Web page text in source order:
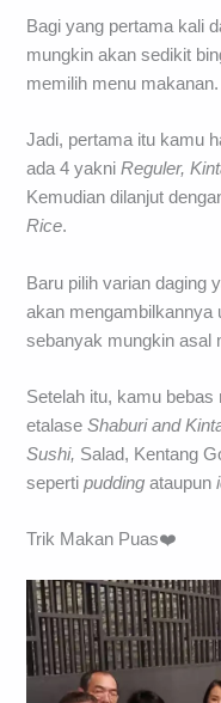
Bagi yang pertama kali
mungkin akan sedikit
memilih menu makanan.
Jadi, pertama itu kamu
ada 4 yakniReguler,
Kemudian dilanjut
Rice.
Baru pilih varian daging
akan mengambilkannya
sebanyak mungkin asal
Setelah itu, kamu
etalaseShaburi and
Sushi, Salad, Kentang
sepertipudding ataupun
Trik Makan Puas❤️